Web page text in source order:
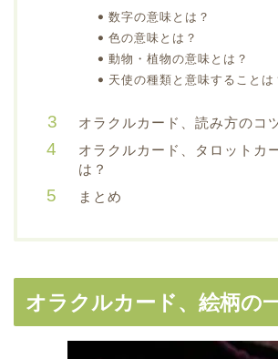
数字の意味とは？
色の意味とは？
動物・植物の意味とは？
天使の種類と意味することは
オラクルカード、読み方のコ
オラクルカード、タロットカ
は？
まとめ
オラクルカード、絵柄の